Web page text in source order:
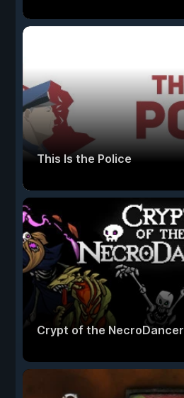
This Is the Police
Crypt of the NecroDancer